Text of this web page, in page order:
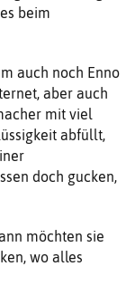
beim
auch noch Enno
aber auch
mit viel
abfüllt,
doch gucken,
möchten sie
wo alles